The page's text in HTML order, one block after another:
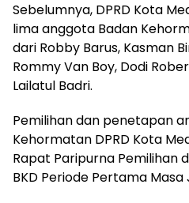
Sebelumnya, DPRD Kota
lima anggota Badan
dari Robby Barus, Kasman
Rommy Van Boy, Dodi
Lailatul Badri.
Pemilihan dan penetapan
Kehormatan DPRD Kota
Rapat Paripurna Pemilihan
BKD Periode Pertama